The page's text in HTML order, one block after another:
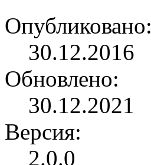
Опубликовано:
30.12.2016
Обновлено:
30.12.2021
Версия:
2.0.0